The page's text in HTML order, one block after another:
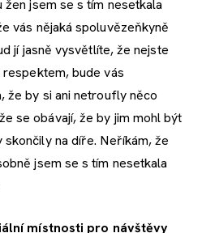
žen jsem se s tím nesetkala
vás nějaká spoluvězeňkyně
jí jasně vysvětlíte, že nejste
bude vás
že by si ani netroufly něco
se obávají, že by jim mohl být
na díře. Neříkám, že
jsem se s tím nesetkala
místnosti pro návštěvy